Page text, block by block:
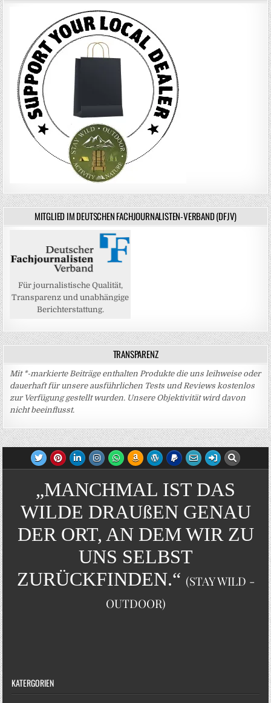
MITGLIED IM DEUTSCHEN FACHJOURNALISTEN-VERBAND (DFJV)
Für journalistische Qualität,
Transparenz und unabhängige
Berichterstattung.
TRANSPARENZ
Mit *-markierte Beiträge enthalten Produkte die uns leihweise oder
dauerhaft für unsere ausführlichen Tests und Reviews kostenlos
zur Verfügung gestellt wurden. Unsere Objektivität wird davon
nicht beeinflusst.
„MANCHMAL IST DAS
WILDE DRAUßEN GENAU
DER ORT, AN DEM WIR ZU
UNS SELBST
ZURÜCKFINDEN.“ (STAY WILD -
OUTDOOR)
KATERGORIEN